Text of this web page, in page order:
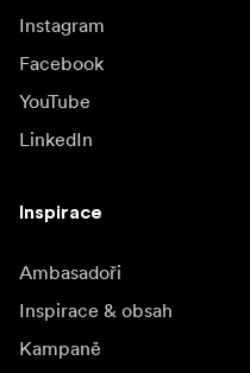
Instagram
Facebook
YouTube
LinkedIn
Inspirace
Ambasadoři
Inspirace & obsah
Kampaně